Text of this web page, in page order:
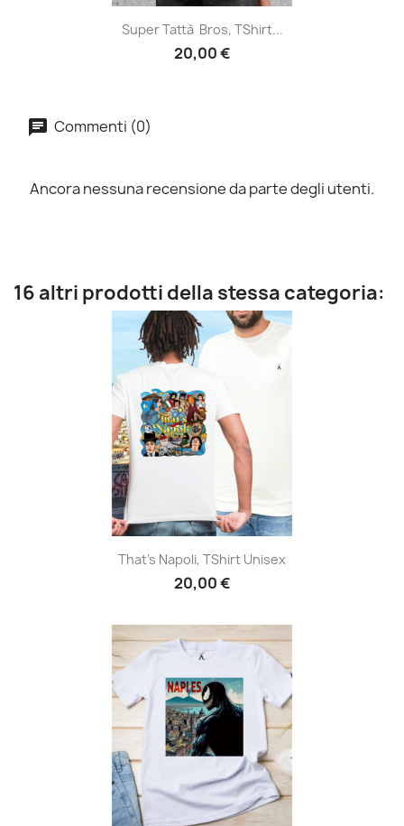
Super Tattà Bros, TShirt...
20,00 €
Commenti (0)
Ancora nessuna recensione da parte degli utenti.
16 altri prodotti della stessa categoria:
That's Napoli, TShirt Unisex
20,00 €